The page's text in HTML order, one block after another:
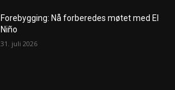
Forebygging: Nå forberedes møtet med El
Niño
31. juli 2026